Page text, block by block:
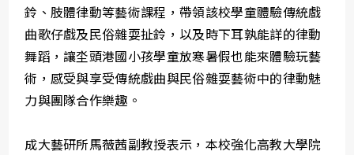
鈴、肢體律動等藝術課程，帶領該校學童體驗傳統戲
曲歌仔戲及民俗雜耍扯鈴，以及時下耳孰能詳的律動
舞蹈，讓坔頭港國小孩學童放寒暑假也能來體驗玩藝
術，感受與享受傳統戲曲與民俗雜耍藝術中的律動魅
力與團隊合作樂趣。
成大藝研所馬薇茜副教授表示，本校強化高教大學院